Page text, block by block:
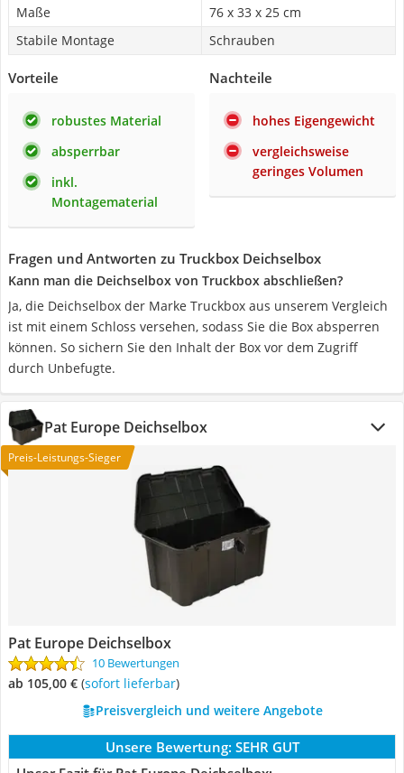
Maße
76 x 33 x 25 cm
Stabile Montage
Schrauben
Vorteile
robustes Material
absperrbar
inkl.
Montagematerial
Nachteile
hohes Eigengewicht
vergleichsweise
geringes Volumen
Fragen und Antworten zu Truckbox Deichselbox
Kann man die Deichselbox von Truckbox abschließen?
Ja, die Deichselbox der Marke Truckbox aus unserem Vergleich
ist mit einem Schloss versehen, sodass Sie die Box absperren
können. So sichern Sie den Inhalt der Box vor dem Zugriff
durch Unbefugte.
Pat Europe Deichselbox
Preis-Leistungs-Sieger
Pat Europe Deichselbox
10 Bewertungen
ab 105,00 € ( Sofort lieferbar)
Preisvergleich und weitere Angebote
Unsere Bewertung: SEHR GUT